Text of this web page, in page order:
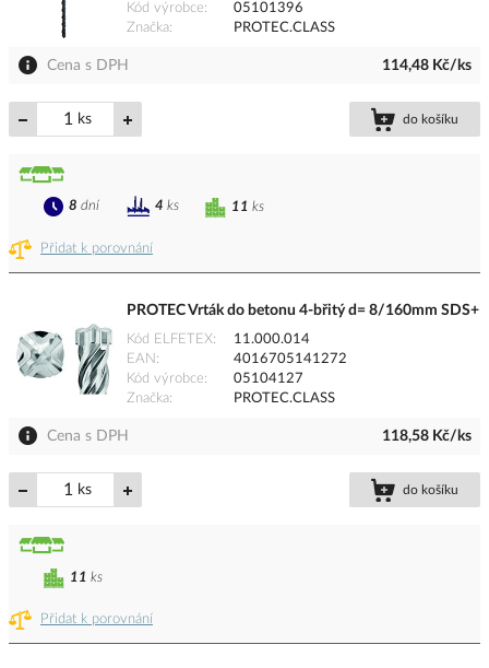
Kód výrobce
05101396
Značka
PROTEC.CLASS
Cena s DPH 114,48 Kč/ks
ks do košíku
Přidat k porovnání
11 ks
8 dní 4 ks
PROTEC Vrták do betonu 4-břitý d= 8/160mm SDS+
Kód ELFETEX
11.000.014
EAN
4016705141272
Kód výrobce
05104127
Značka
PROTEC.CLASS
Cena s DPH 118,58 Kč/ks
ks do košíku
Přidat k porovnání
11 ks